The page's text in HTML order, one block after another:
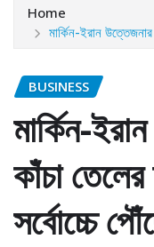
Home
মার্কিন-ইরান
BUSINESS
মার্কিন-
কাঁচা
সর্বোচ্চে